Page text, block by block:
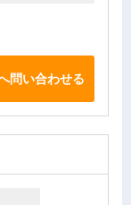
問い合わせる